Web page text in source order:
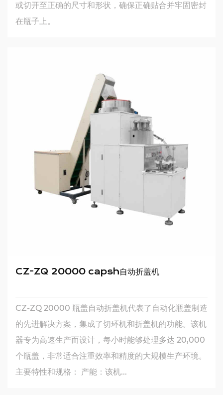
或切开至正确的尺寸和形状，确保正确贴合并牢固密封
在瓶子上。
CZ-ZQ 20000 capsh自动折盖机
CZ-ZQ 20000 瓶盖自动折盖机代表了自动化瓶盖制造
的先进解决方案，集成了切环机和折盖机的功能。该机
器专为高速生产而设计，每小时能够处理多达 20,000
个瓶盖，非常适合注重效率和精度的大规模生产环境。
主要特性和规格： 产能：该机...